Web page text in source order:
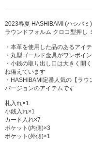
2023春夏 HASHIBAMI (ハシバミ)
ラウンドフォルム クロコ型押し
・本革を使用した品のあるアイ
・丸型ゴールド金具がワンポイ
・小銭の取り出し口は大きく開
ね備えています
・HASHIBAMI定番人気の【ラ
バージョンのアイテムです
札入れ×1
小銭入れ×1
カード入れ×7
ポケット(内側)×3
ポケット(外側)×1